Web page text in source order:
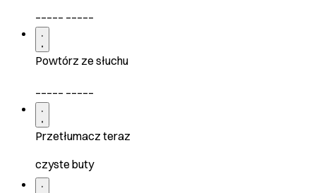
Powtórz ze słuchu
Przetłumacz teraz
czyste buty